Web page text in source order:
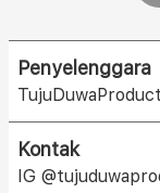
Penyelenggara
Kontak
IG